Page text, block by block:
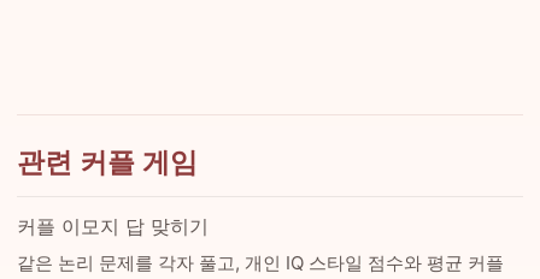
관련 커플 게임
커플 이모지 답 맞히기
같은 논리 문제를 각자 풀고, 개인 IQ 스타일 점수와 평균 커플